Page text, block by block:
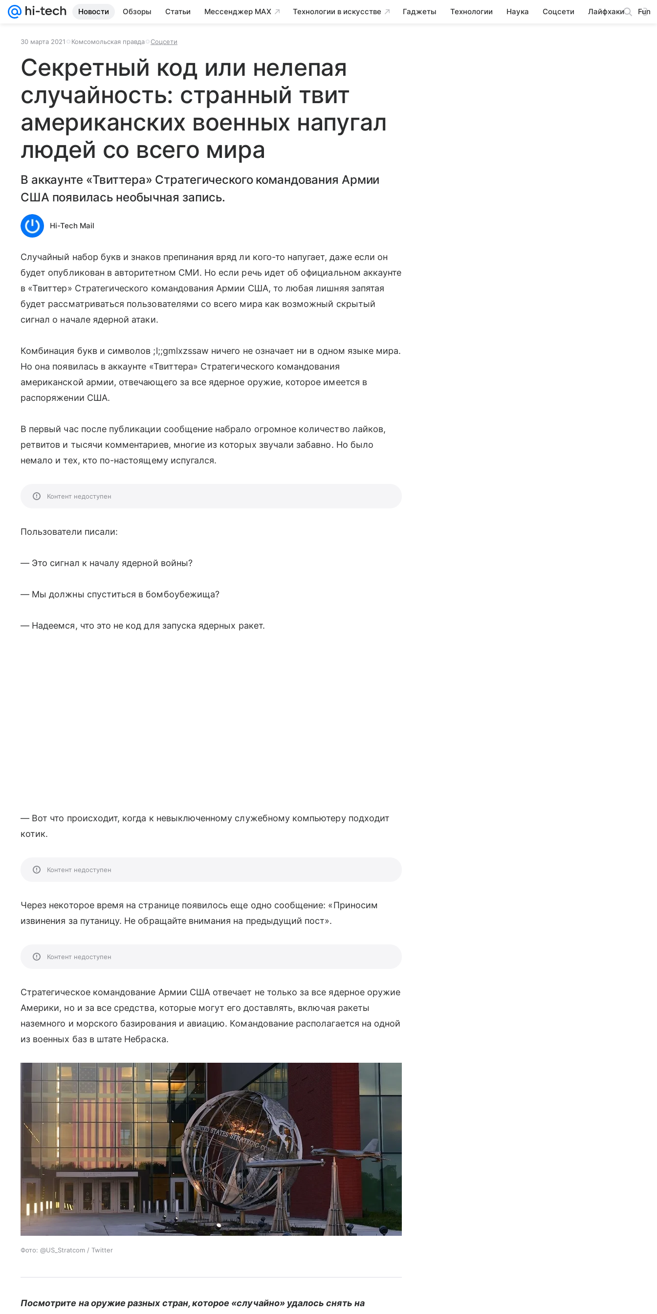
Новости Обзоры Статьи Мессенджер MAX Технологии в искусстве Гаджеты Технологии Наука Соцсети Лайфхаки Fun
30 марта 2021 Комсомольская правда Соцсети
Секретный код или нелепая
случайность: странный твит
американских военных напугал
людей со всего мира
В аккаунте «Твиттера» Стратегического командования Армии
США появилась необычная запись.
Hi-Tech Mail
Случайный набор букв и знаков препинания вряд ли кого-то напугает, даже если он
будет опубликован в авторитетном СМИ. Но если речь идет об официальном аккаунте
в «Твиттер» Стратегического командования Армии США, то любая лишняя запятая
будет рассматриваться пользователями со всего мира как возможный скрытый
сигнал о начале ядерной атаки.
Комбинация букв и символов ;l;;gmlxzssaw ничего не означает ни в одном языке мира.
Но она появилась в аккаунте «Твиттера» Стратегического командования
американской армии, отвечающего за все ядерное оружие, которое имеется в
распоряжении США.
В первый час после публикации сообщение набрало огромное количество лайков,
ретвитов и тысячи комментариев, многие из которых звучали забавно. Но было
немало и тех, кто по-настоящему испугался.
Контент недоступен
Пользователи писали:
— Это сигнал к началу ядерной войны?
— Мы должны спуститься в бомбоубежища?
— Надеемся, что это не код для запуска ядерных ракет.
— Вот что происходит, когда к невыключенному служебному компьютеру подходит
котик.
Контент недоступен
Через некоторое время на странице появилось еще одно сообщение: «Приносим
извинения за путаницу. Не обращайте внимания на предыдущий пост».
Контент недоступен
Стратегическое командование Армии США отвечает не только за все ядерное оружие
Америки, но и за все средства, которые могут его доставлять, включая ракеты
наземного и морского базирования и авиацию. Командование располагается на одной
из военных баз в штате Небраска.
Фото: @US_Stratcom / Twitter
Посмотрите на оружие разных стран, которое «случайно» удалось снять на